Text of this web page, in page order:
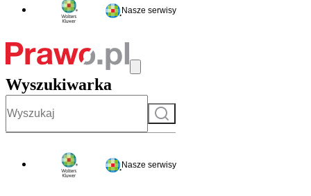
Nasze serwisy
Wyszukiwarka
Szukaj
Nasze serwisy